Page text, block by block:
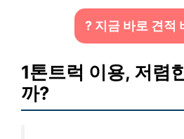
? 지금 바로 견적
1톤트럭 이용, 저렴
까?